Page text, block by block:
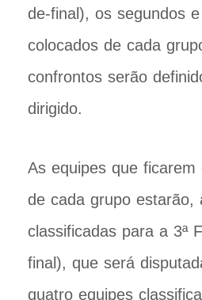
de-final), os segundos
colocados de cada
confrontos serão
dirigido.
As equipes que
de cada grupo estarão,
classificadas para a 3ª
final), que será
quatro equipes